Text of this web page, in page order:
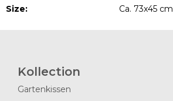
Size:
Ca. 73x45 cm
Kollection
Gartenkissen